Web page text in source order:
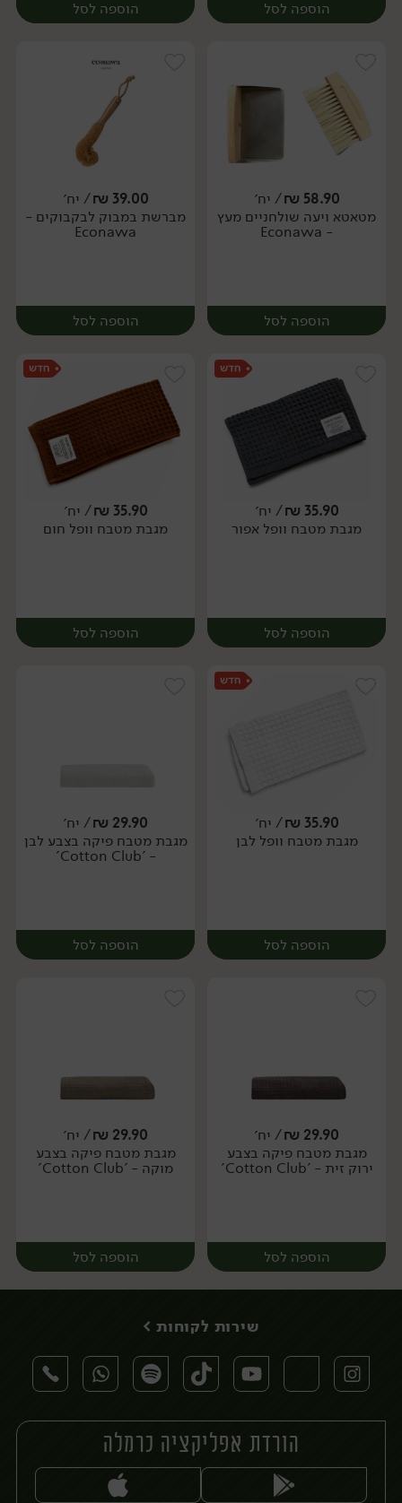
הוספה לסל
יח׳
הוספה לסל
יח׳
58.90
₪/ יח׳
מטאטא ויעה שולחניים מעץ
- Econawa
הוספה לסל
יח׳
39.00
₪/ יח׳
מברשת במבוק לבקבוקים -
Econawa
הוספה לסל
יח׳
35.90
₪/ יח׳
מגבת מטבח וופל אפור
הוספה לסל
יח׳
35.90
₪/ יח׳
מגבת מטבח וופל חום
הוספה לסל
יח׳
35.90
₪/ יח׳
מגבת מטבח וופל לבן
הוספה לסל
יח׳
29.90
₪/ יח׳
מגבת מטבח פיקה בצבע לבן
- 'Cotton Club'
הוספה לסל
יח׳
29.90
₪/ יח׳
מגבת מטבח פיקה בצבע
ירוק זית - 'Cotton Club'
הוספה לסל
יח׳
29.90
₪/ יח׳
מגבת מטבח פיקה בצבע
מוקה - 'Cotton Club'
הוספה לסל
יח׳
שירות לקוחות >
הורדת אפליקציה כרמלה